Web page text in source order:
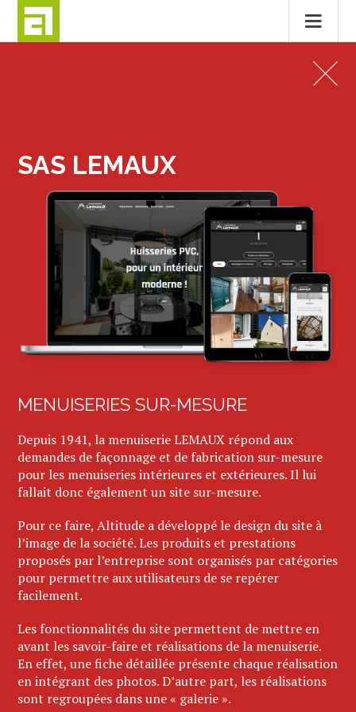
SAS LEMAUX
MENUISERIES SUR-MESURE
Depuis 1941, la menuiserie LEMAUX répond aux
demandes de façonnage et de fabrication sur-mesure
pour les menuiseries intérieures et extérieures. Il lui
fallait donc également un site sur-mesure.
Pour ce faire, Altitude a développé le design du site à
l’image de la société. Les produits et prestations
proposés par l’entreprise sont organisés par catégories
pour permettre aux utilisateurs de se repérer
facilement.
Les fonctionnalités du site permettent de mettre en
avant les savoir-faire et réalisations de la menuiserie.
En effet, une fiche détaillée présente chaque réalisation
en intégrant des photos. D’autre part, les réalisations
sont regroupées dans une « galerie ».
MENTIONS LÉGALES CONTACT
© 2026ALTITUDE